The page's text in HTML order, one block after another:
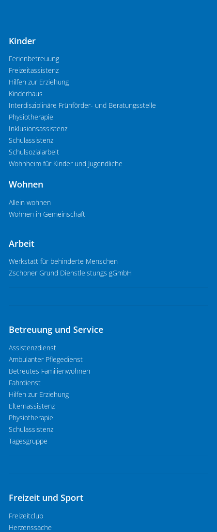
Kinder
Ferienbetreuung
Freizeitassistenz
Hilfen zur Erziehung
Kinderhaus
Interdisziplinäre Frühförder- und Beratungsstelle
Physiotherapie
Inklusionsassistenz
Schulassistenz
Schulsozialarbeit
Wohnheim für Kinder und Jugendliche
Wohnen
Allein wohnen
Wohnen in Gemeinschaft
Arbeit
Werkstatt für behinderte Menschen
Zschoner Grund Dienstleistungs gGmbH
Betreuung und Service
Assistenzdienst
Ambulanter Pflegedienst
Betreutes Familienwohnen
Fahrdienst
Hilfen zur Erziehung
Elternassistenz
Physiotherapie
Schulassistenz
Tagesgruppe
Freizeit und Sport
Freizeitclub
Herzenssache